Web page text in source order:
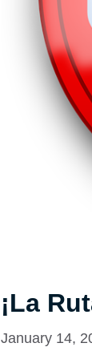
¡La
January 14,